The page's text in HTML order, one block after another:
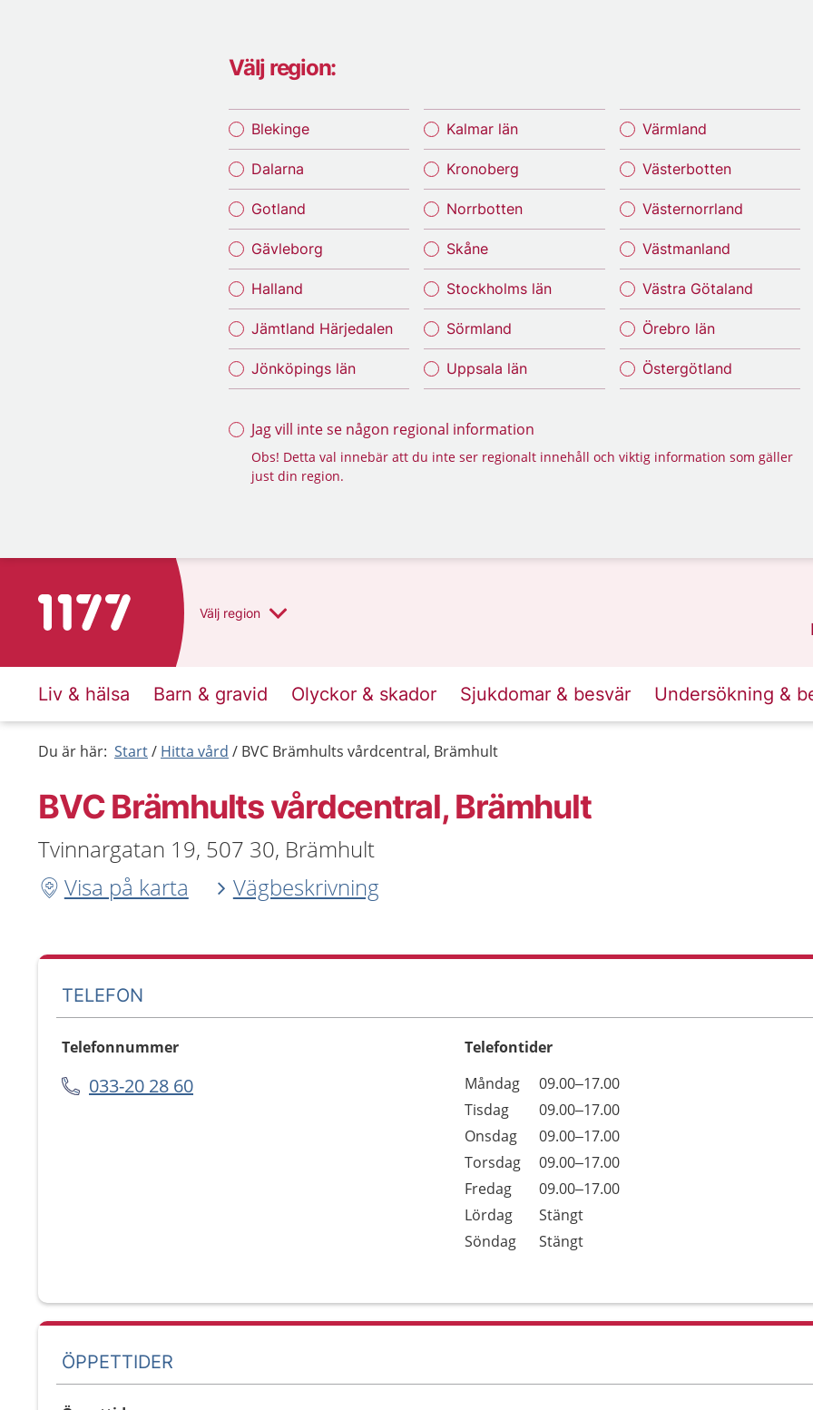
Välj region:
Blekinge
Dalarna
Gotland
Gävleborg
Halland
Jämtland Härjedalen
Jönköpings län
Kalmar län
Kronoberg
Norrbotten
Skåne
Stockholms län
Sörmland
Uppsala län
Värmland
Västerbotten
Västernorrland
Västmanland
Västra Götaland
Örebro län
Östergötland
Jag vill inte se någon regional information
Obs! Detta val innebär att du inte ser regionalt innehåll och viktig information som gäller
just din region.
Till startsidan för 1177 Välj region
Liv & hälsa Barn & gravid Olyckor & skador Sjukdomar & besvär Undersökning &
Du är här: Start Hitta vård BVC Brämhults vårdcentral, Brämhult
BVC Brämhults vårdcentral, Brämhult
Tvinnargatan 19, 507 30, Brämhult
Visa på karta
Vägbeskrivning
TELEFON
Telefonnummer
033-20 28 60
Telefontider
Dag
Öppettider
Kommentarer
Måndag
09.00–17.00
Tisdag
09.00–17.00
Onsdag
09.00–17.00
Torsdag
09.00–17.00
Fredag
09.00–17.00
Lördag
Stängt
Söndag
Stängt
ÖPPETTIDER